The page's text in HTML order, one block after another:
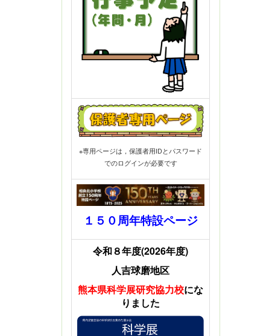
※専用ページは，保護者用IDとパスワード
でのログインが必要です
１５０周年特設ページ
令和８年度(2026年度)
人吉球磨地区
熊本県科学展研究協力校にな
りました